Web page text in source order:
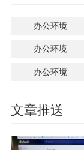
办公环境
办公环境
办公环境
文章推送